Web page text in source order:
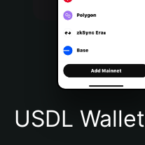
Português (Brasil)
Español (Argentina)
USDL Wallet